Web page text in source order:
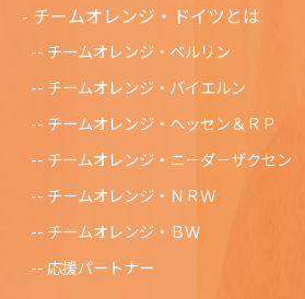
チームオレンジ・ドイツとは
チームオレンジ・ベルリン
チームオレンジ・バイエルン
チームオレンジ・ヘッセン＆ＲＰ
チームオレンジ・ニ－ダ－ザクセン
チ－ムオレンジ・ＮＲＷ
チームオレンジ・ＢＷ
応援パートナー